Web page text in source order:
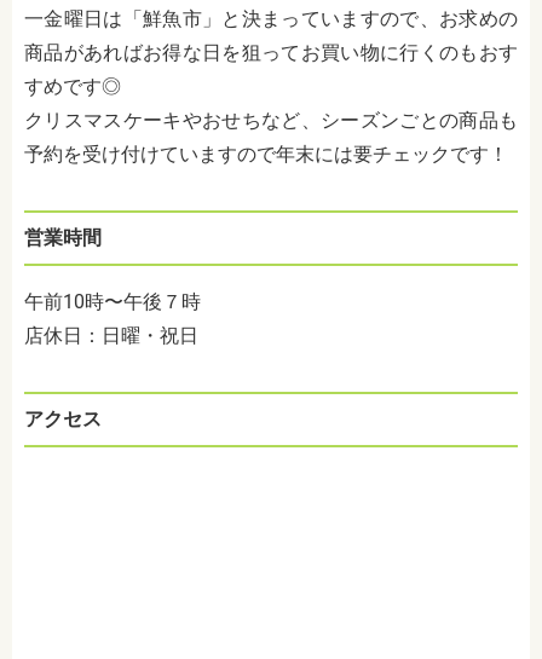
一金曜日は「鮮魚市」と決まっていますので、お求めの
商品があればお得な日を狙ってお買い物に行くのもおす
すめです◎
クリスマスケーキやおせちなど、シーズンごとの商品も
予約を受け付けていますので年末には要チェックです！
営業時間
午前10時〜午後７時
店休日：日曜・祝日
アクセス